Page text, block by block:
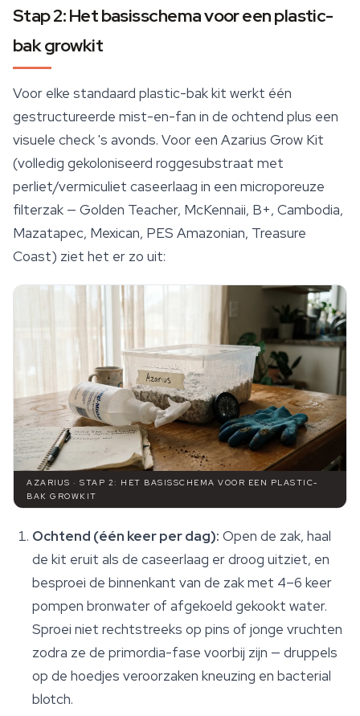
Stap 2: Het basisschema voor een plastic-
bak growkit
Voor elke standaard plastic-bak kit werkt één
gestructureerde mist-en-fan in de ochtend plus een
visuele check 's avonds. Voor een Azarius Grow Kit
(volledig gekoloniseerd roggesubstraat met
perliet/vermiculiet caseerlaag in een microporeuze
filterzak — Golden Teacher, McKennaii, B+, Cambodia,
Mazatapec, Mexican, PES Amazonian, Treasure
Coast) ziet het er zo uit:
AZARIUS · STAP 2: HET BASISSCHEMA VOOR EEN PLASTIC-
BAK GROWKIT
Ochtend (één keer per dag): Open de zak, haal
de kit eruit als de caseerlaag er droog uitziet, en
besproei de binnenkant van de zak met 4–6 keer
pompen bronwater of afgekoeld gekookt water.
Sproei niet rechtstreeks op pins of jonge vruchten
zodra ze de primordia-fase voorbij zijn — druppels
op de hoedjes veroorzaken kneuzing en bacterial
blotch.